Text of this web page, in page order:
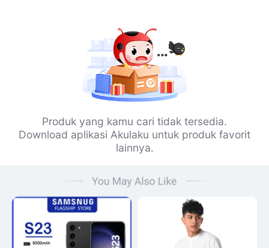
Produk yang kamu cari tidak tersedia.
Download aplikasi Akulaku untuk produk favorit
lainnya.